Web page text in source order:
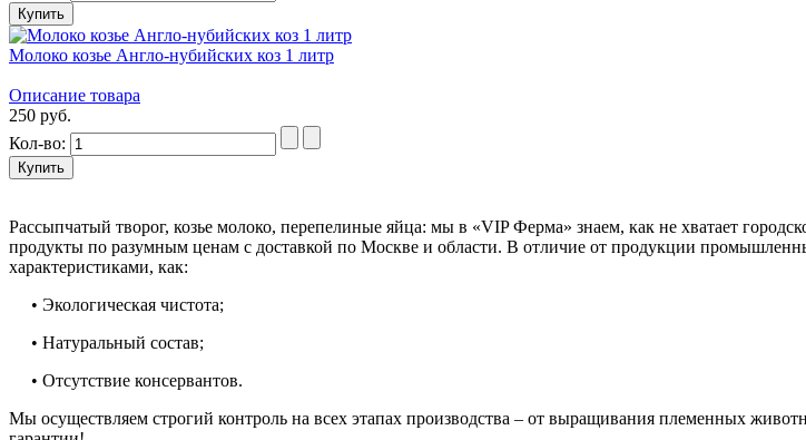
Молоко козье Англо-нубийских коз 1 литр
Описание товара
250 руб.
Кол-во:
Рассыпчатый творог, козье молоко, перепелиные яйца: мы в «VIP Ферма» знаем, как не хватает
продукты по разумным ценам с доставкой по Москве и области. В отличие от продукции
характеристиками, как:
• Экологическая чистота;
• Натуральный состав;
• Отсутствие консервантов.
Мы осуществляем строгий контроль на всех этапах производства – от выращивания племенных